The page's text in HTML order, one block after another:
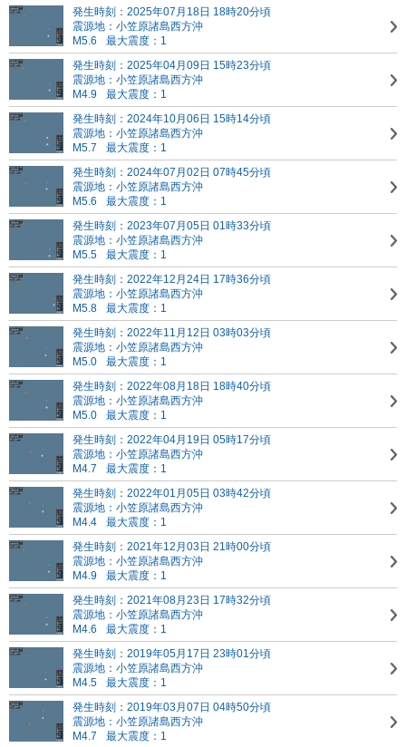
発生時刻：2025年07月18日 18時20分頃
震源地：小笠原諸島西方沖
M5.6
最大震度：1
発生時刻：2025年04月09日 15時23分頃
震源地：小笠原諸島西方沖
M4.9
最大震度：1
発生時刻：2024年10月06日 15時14分頃
震源地：小笠原諸島西方沖
M5.7
最大震度：1
発生時刻：2024年07月02日 07時45分頃
震源地：小笠原諸島西方沖
M5.6
最大震度：1
発生時刻：2023年07月05日 01時33分頃
震源地：小笠原諸島西方沖
M5.5
最大震度：1
発生時刻：2022年12月24日 17時36分頃
震源地：小笠原諸島西方沖
M5.8
最大震度：1
発生時刻：2022年11月12日 03時03分頃
震源地：小笠原諸島西方沖
M5.0
最大震度：1
発生時刻：2022年08月18日 18時40分頃
震源地：小笠原諸島西方沖
M5.0
最大震度：1
発生時刻：2022年04月19日 05時17分頃
震源地：小笠原諸島西方沖
M4.7
最大震度：1
発生時刻：2022年01月05日 03時42分頃
震源地：小笠原諸島西方沖
M4.4
最大震度：1
発生時刻：2021年12月03日 21時00分頃
震源地：小笠原諸島西方沖
M4.9
最大震度：1
発生時刻：2021年08月23日 17時32分頃
震源地：小笠原諸島西方沖
M4.6
最大震度：1
発生時刻：2019年05月17日 23時01分頃
震源地：小笠原諸島西方沖
M4.5
最大震度：1
発生時刻：2019年03月07日 04時50分頃
震源地：小笠原諸島西方沖
M4.7
最大震度：1